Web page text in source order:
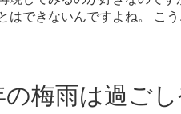
はできないんですよね。 こう
梅雨は過ご